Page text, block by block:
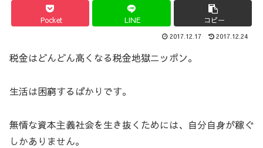
Pocket LINE コピー
2017.12.17 2017.12.24
税金はどんどん高くなる税金地獄ニッポン。
生活は困窮するばかりです。
無情な資本主義社会を生き抜くためには、自分自身が稼ぐ
しかありません。